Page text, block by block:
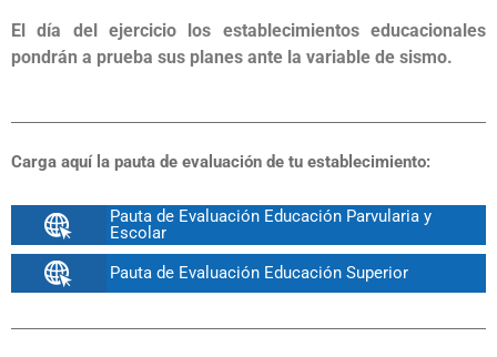
El día del ejercicio los establecimientos educacionales
pondrán a prueba sus planes ante la variable de sismo.
Carga aquí la pauta de evaluación de tu establecimiento:
Pauta de Evaluación Educación Parvularia y
Escolar
Pauta de Evaluación Educación Superior